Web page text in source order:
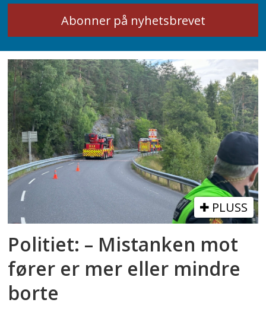
PLUSS
Politiet: – Mistanken mot
fører er mer eller mindre
borte